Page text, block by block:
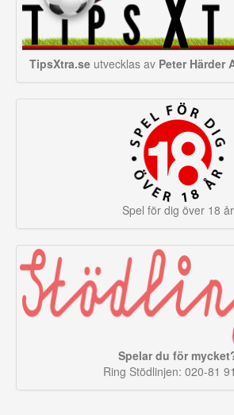
TipsXtra.seutvecklas av Peter Härder
Spel för dig över 18 år
Spelar du för
Ring Stödlinjen: 020-81